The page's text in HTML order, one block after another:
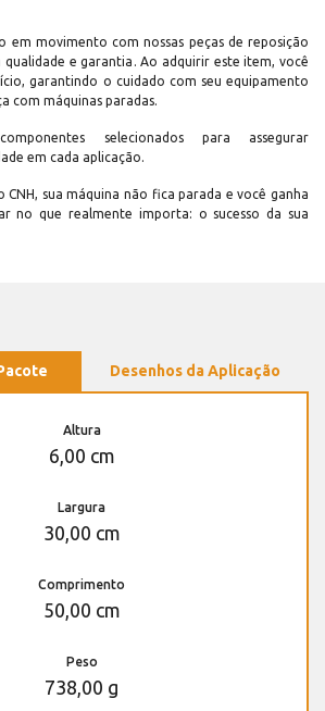
em movimento com nossas peças de reposição
e garantia. Ao adquirir este item, você
garantindo o cuidado com seu equipamento
com máquinas paradas.
selecionados para assegurar
em cada aplicação.
CNH, sua máquina não fica parada e você ganha
no que realmente importa: o sucesso da sua
Desenhos da Aplicação
Altura
6,00 cm
Largura
30,00 cm
Comprimento
50,00 cm
Peso
738,00 g